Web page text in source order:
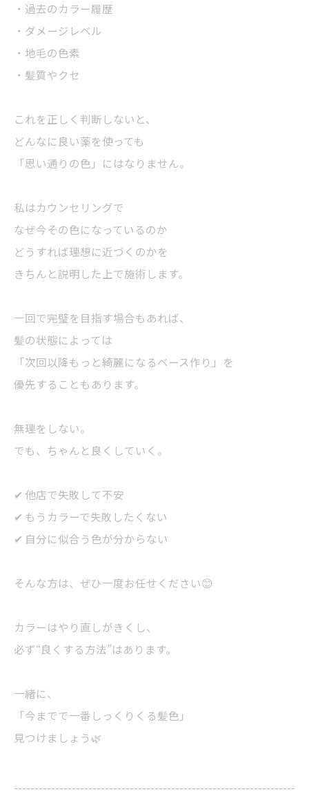
・過去のカラー履歴
・ダメージレベル
・地毛の色素
・髪質やクセ
これを正しく判断しないと、
どんなに良い薬を使っても
「思い通りの色」にはなりません。
私はカウンセリングで
なぜ今その色になっているのか
どうすれば理想に近づくのかを
きちんと説明した上で施術します。
一回で完璧を目指す場合もあれば、
髪の状態によっては
「次回以降もっと綺麗になるベース作り」を
優先することもあります。
無理をしない。
でも、ちゃんと良くしていく。
✔ 他店で失敗して不安
✔ もうカラーで失敗したくない
✔ 自分に似合う色が分からない
そんな方は、ぜひ一度お任せください😊
カラーはやり直しがきくし、
必ず“良くする方法”はあります。
一緒に、
「今までで一番しっくりくる髪色」
見つけましょう🌿
--------------------------------------------------------------------